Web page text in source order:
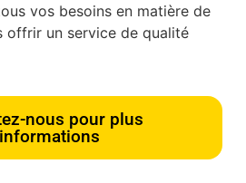
vos besoins en matière de
offrir un service de qualité
nous pour plus